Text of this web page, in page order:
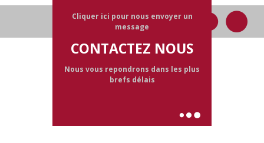
Cliquer ici pour nous envoyer un
message
CONTACTEZ NOUS
Nous vous repondrons dans les plus
brefs délais